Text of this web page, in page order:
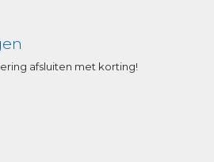
afsluiten met korting!